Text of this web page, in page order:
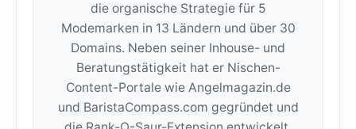
die organische Strategie für 5
Modemarken in 13 Ländern und über 30
Domains. Neben seiner Inhouse- und
Beratungstätigkeit hat er Nischen-
Content-Portale wie Angelmagazin.de
und BaristaCompass.com gegründet und